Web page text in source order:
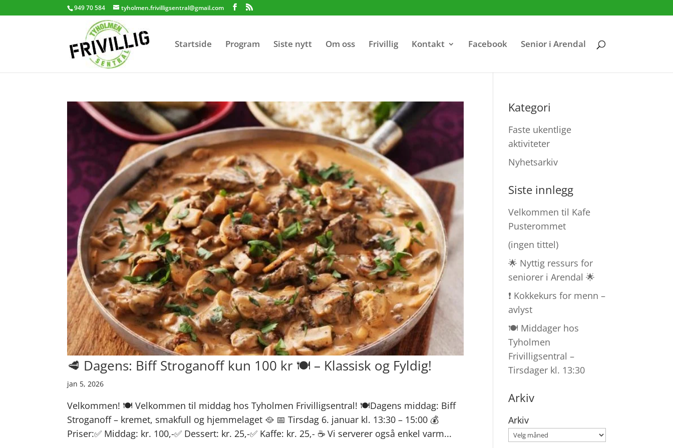
949 70 584 tyholmen.frivilligsentral@gmail.com
Startside Program Siste nytt Om oss Frivillig Kontakt Facebook Senior i Arendal
🥩 Dagens: Biff Stroganoff kun 100 kr 🍽️ – Klassisk og Fyldig!
jan 5, 2026
Velkommen! 🍽️ Velkommen til middag hos Tyholmen Frivilligsentral! 🍽️Dagens middag: Biff
Stroganoff – kremet, smakfull og hjemmelaget 🥘 📅 Tirsdag 6. januar kl. 13:30 – 15:00 💰
Priser:✅ Middag: kr. 100,-✅ Dessert: kr. 25,-✅ Kaffe: kr. 25,- ☕ Vi serverer også enkel varm...
Kategori
Faste ukentlige
aktiviteter
Nyhetsarkiv
Siste innlegg
Velkommen til Kafe
Pusterommet
(ingen tittel)
🌟 Nyttig ressurs for
seniorer i Arendal 🌟
❗ Kokkekurs for menn –
avlyst
🍽️ Middager hos
Tyholmen
Frivilligsentral –
Tirsdager kl. 13:30
Arkiv
Arkiv